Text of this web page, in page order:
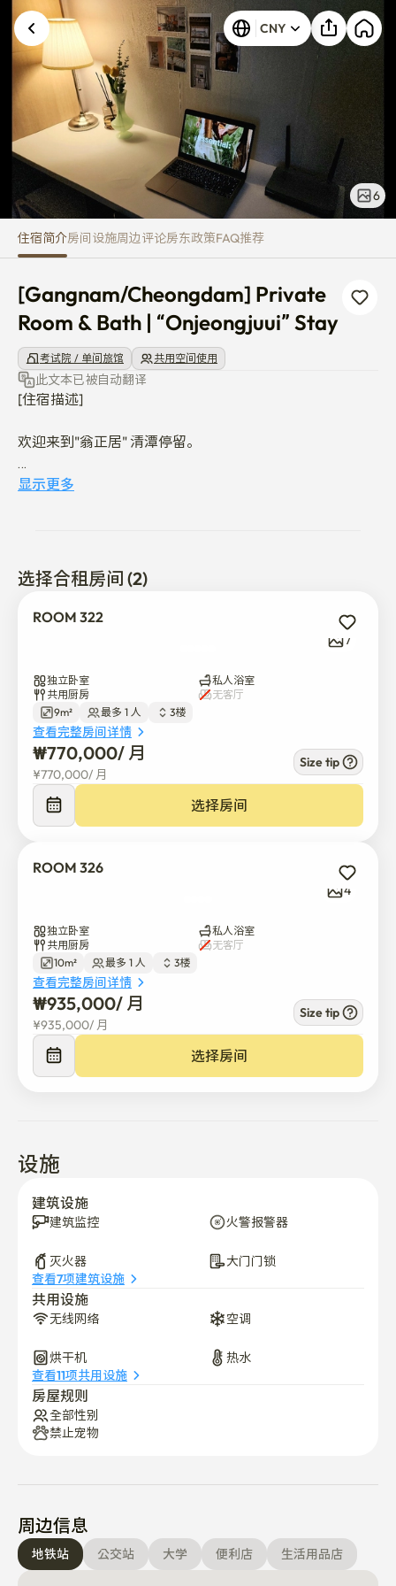
[Gangnam/Cheongdam]
CNY
6
住宿简介房间设施周边评论房东政策FAQ推荐
[Gangnam/Cheongdam] Private
Room & Bath | “Onjeongjuui” Stay
考试院 / 单间旅馆 共用空间使用
此文本已被自动翻译
[住宿描述]
欢迎来到"翁正居" 清潭停留。
"奥正菊" 清潭居是一家位于首尔江南区清潭洞的干净安静
口步行约3分钟。 它位于一个安静的住宅区，因此客人可
以享受宁静舒适的氛围，同时还能轻松前往江南、三星、
水岸、浦项和汉江等主要区域。
张书桌、一把椅子、一台冰箱、一台独立空调、无线网络
和储物空间。 这个房间还配备了一个私人浴室，非常适合
重视个人空间和隐私的客人。
基本设施如电力、水和燃气都已包含在内，且没有单独的
维护费用。
该住宿适合外国客人、学生、工人、实习生、医疗访客以
宿地点。
院和其他日常设施。 这使得该地区即使是新来韩国的客人
也十分方便。
从住宿出发，还可以轻松到达热门地点，如世外桃源世外
桃源世外桃源世外桃源、星田世外堂、世外桃源世外桃
园、道山公园、江南商务区和汉江地区。
共享空间会定期管理，我们努力保持环境清洁、安静，并
如果您在入住前或入住期间有任何问题，请通过平台消息
[房屋规则]
- 入住和退房是非面对面的。
- 入住时间为下午2:00，退房时间为上午11:00。
- 室内禁止吸烟。
- 宠物不允许带入。
- 除注册租户外，其他访客不得过夜。
- 请在晚上10点以后为其他居民保持安静。
- 请在使用共享空间后进行清理。
- 请谨慎使用共享设施，以便其他居民也能舒适地使用。
们。
显示更多
选择合租房间 (2)
ROOM 322
7
独立卧室
私人浴室
共用厨房
无客厅
9m²
最多 1 人 3楼
查看完整房间详情
₩770,000/ 月
¥770,000/ 月
Size tip
选择房间
ROOM 326
4
独立卧室
私人浴室
共用厨房
无客厅
10m²
最多 1 人 3楼
查看完整房间详情
₩935,000/ 月
¥935,000/ 月
Size tip
选择房间
设施
建筑设施
建筑监控 火警报警器
灭火器
大门门锁
查看7项建筑设施
共用设施
无线网络 空调
烘干机
热水
查看11项共用设施
房屋规则
全部性别
禁止宠物
周边信息
地铁站 公交站 大学 便利店 生活用品店
发生未知错误。请重试。